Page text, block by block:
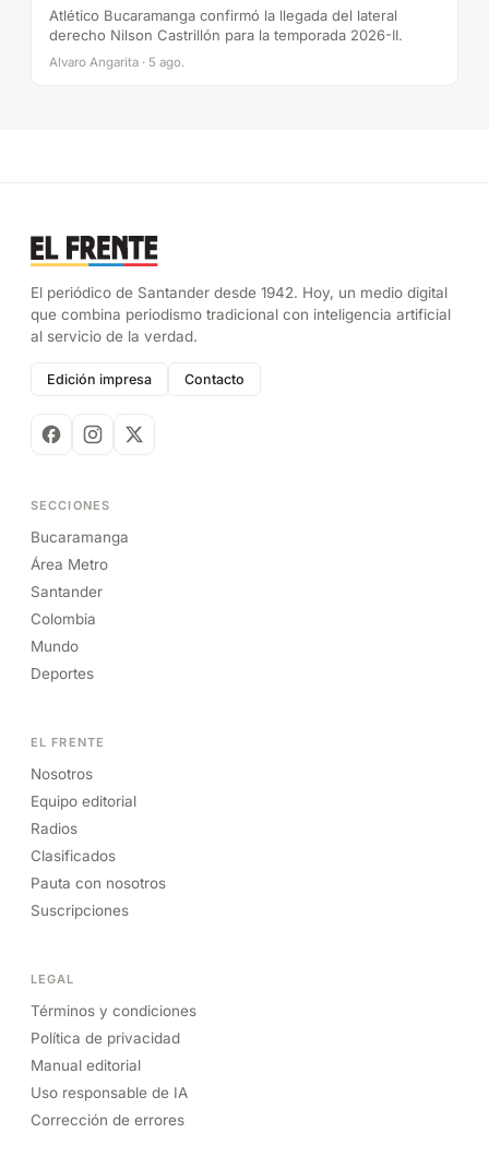
Atlético Bucaramanga confirmó la llegada del lateral
derecho Nilson Castrillón para la temporada 2026-II.
Alvaro Angarita · 5 ago.
El periódico de Santander desde 1942. Hoy, un medio digital
que combina periodismo tradicional con inteligencia artificial
al servicio de la verdad.
Edición impresa Contacto
SECCIONES
Bucaramanga
Área Metro
Santander
Colombia
Mundo
Deportes
EL FRENTE
Nosotros
Equipo editorial
Radios
Clasificados
Pauta con nosotros
Suscripciones
LEGAL
Términos y condiciones
Política de privacidad
Manual editorial
Uso responsable de IA
Corrección de errores